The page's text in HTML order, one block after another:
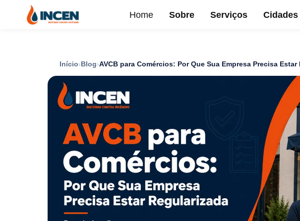
Home Sobre Serviços
Início Blog AVCB para Comércios: Por Que Sua Empresa Precisa Estar